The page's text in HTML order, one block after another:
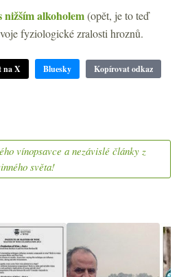
alkoholem(opět, je to teď
fyziologické zralosti hroznů.
na X Bluesky Kopírovat odkaz
vínopsavce a nezávislé články z
světa!